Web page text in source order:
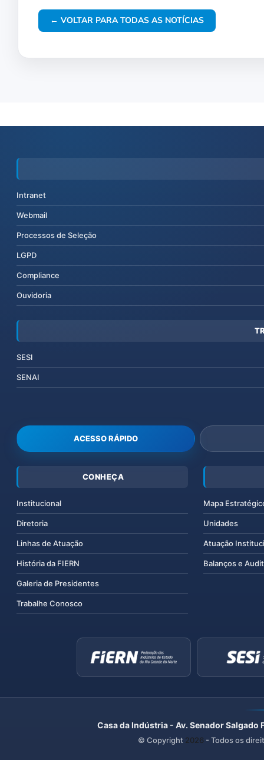
← VOLTAR PARA TODAS AS NOTÍCIAS
Intranet
Webmail
Processos de Seleção
LGPD
Compliance
Ouvidoria
SESI
SENAI
ACESSO RÁPIDO
CONHEÇA
Institucional
Diretoria
Linhas de Atuação
História da FIERN
Galeria de Presidentes
Trabalhe Conosco
Mapa
Unidades
Atuação
Balanços e
Casa da Indústria - Av. Senador
© Copyright 2026 - Todos os